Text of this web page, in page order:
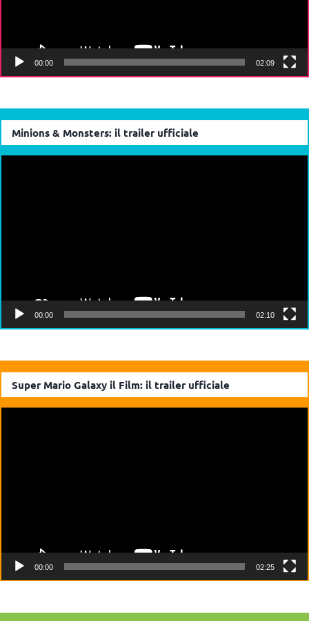
00:00 02:09
Minions & Monsters: il trailer ufficiale
00:00 02:10
Super Mario Galaxy il Film: il trailer ufficiale
00:00 02:25